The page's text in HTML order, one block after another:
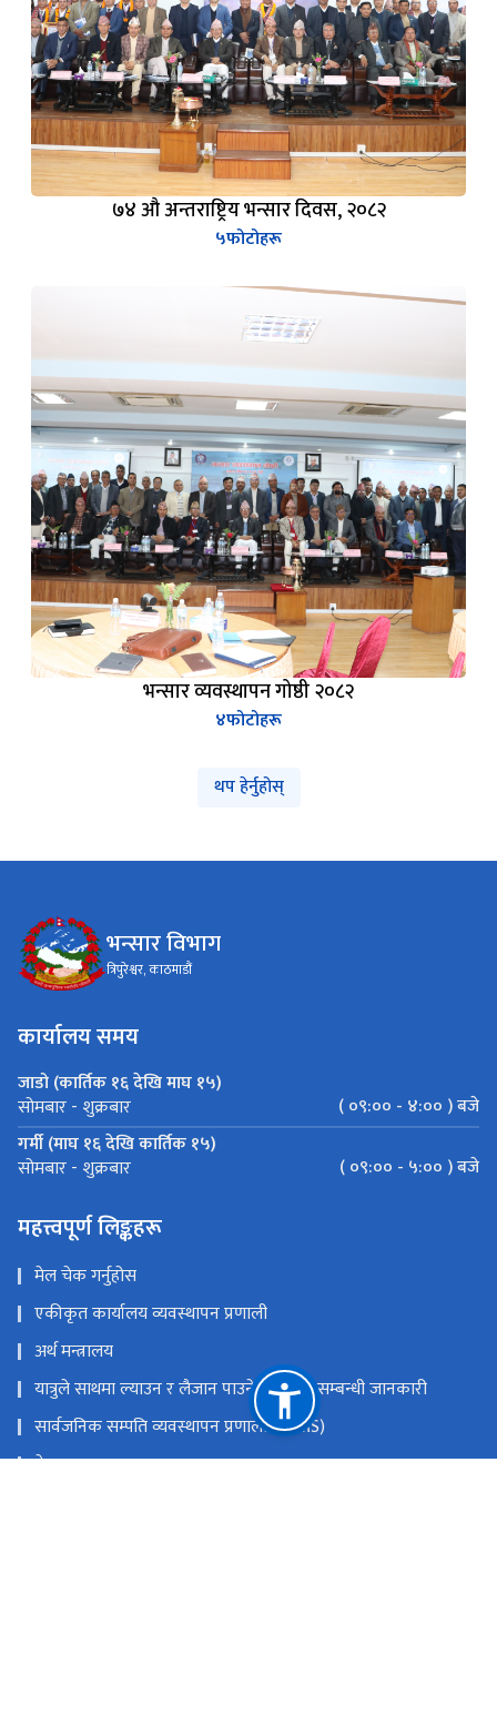
७४ औ अन्तराष्ट्रिय भन्सार दिवस, २०८२
५फोटोहरू
भन्सार व्यवस्थापन गोष्ठी २०८२
४फोटोहरू
थप हेर्नुहोस्
भन्सार विभाग
त्रिपुरेश्वर, काठमाडौं
कार्यालय समय
जाडो (कार्तिक १६ देखि माघ १५)
सोमबार - शुक्रबार
( ०९:०० - ४:०० ) बजे
गर्मी (माघ १६ देखि कार्तिक १५)
सोमबार - शुक्रबार ( ०९:०० - ५:०० ) बजे
महत्त्वपूर्ण लिङ्कहरू
मेल चेक गर्नुहोस
एकीकृत कार्यालय व्यवस्थापन प्रणाली
अर्थ मन्त्रालय
यात्रुले साथमा ल्याउन र लैजान पाउने मालवस्तु सम्बन्धी जानकारी
सार्वजनिक सम्पति व्यवस्थापन प्रणाली (PAMS)
नेपाल राजपत्र